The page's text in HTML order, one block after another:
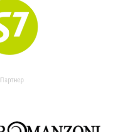
Партнер